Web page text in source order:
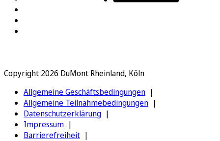
Copyright 2026 DuMont Rheinland, Köln
Allgemeine Geschäftsbedingungen
Allgemeine Teilnahmebedingungen
Datenschutzerklärung
Impressum
Barrierefreiheit